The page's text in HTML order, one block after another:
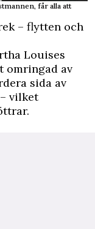
får alla att
– flytten och
Louises
omringad av
sida av
vilket